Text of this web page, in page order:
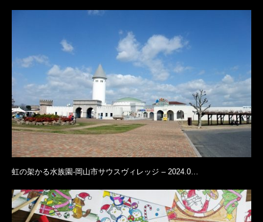
虹の架かる水族園-岡山市サウスヴィレッジ – 2024.0…
岡山市サウスヴィレッジ
岡山市サウスヴィレッジ 地図